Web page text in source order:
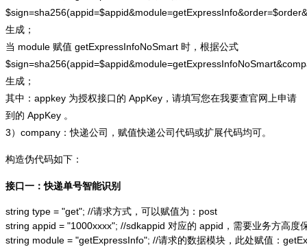
生成；
当 module 赋值 getExpressInfoNoSmart 时，根据公式
生成；
其中：appkey 为授权接口的 AppKey，请填写您在我要查官网上申请
到的 AppKey 。
3）company：快递公司，赋值快递公司代码或扩展代码均可。
构造伪代码如下：
接口一：快递单号智能识别
string type = "get"; //请求方式，可以赋值为：post
string appid = "1000xxxx"; //sdkappid 对应的 appid，需要业务方高度
string module = "getExpressInfo"; //请求的数据模块，此处赋值：